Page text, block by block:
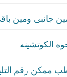
تخلص تتخان -